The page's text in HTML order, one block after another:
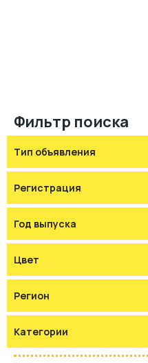
Фильтр поиска
Тип объявления
Регистрация
Год выпуска
Цвет
Регион
Категории